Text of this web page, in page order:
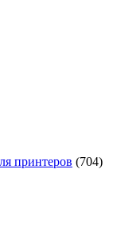
принтеров (704)